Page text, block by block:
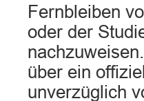
Fernbleiben
oder der
über ein
unverzüglich